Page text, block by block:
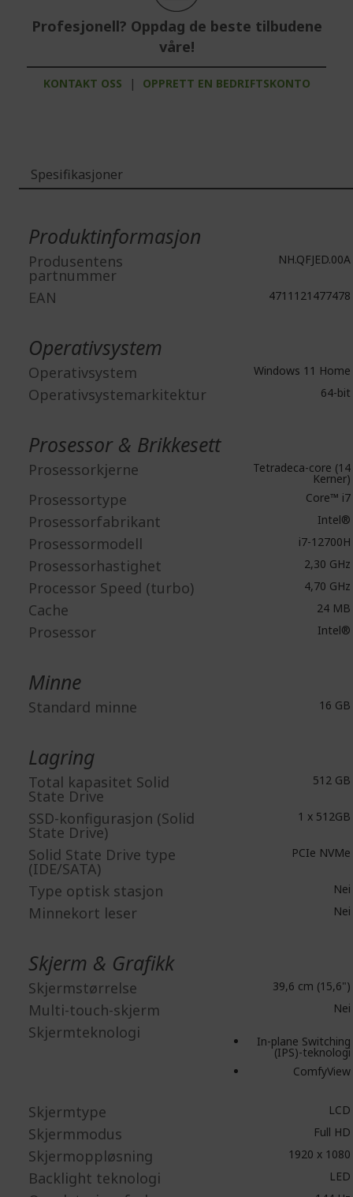
Profesjonell? Oppdag de beste tilbudene
våre!
KONTAKT OSS | OPPRETT EN BEDRIFTSKONTO
Spesifikasjoner
Produktinformasjon
Produsentens
partnummer
NH.QFJED.00A
EAN 4711121477478
Operativsystem
Operativsystem Windows 11 Home
Operativsystemarkitektur 64-bit
Prosessor & Brikkesett
Prosessorkjerne Tetradeca-core (14
Kerner)
Prosessortype Core™ i7
Prosessorfabrikant Intel®
Prosessormodell i7-12700H
Prosessorhastighet 2,30 GHz
Processor Speed (turbo) 4,70 GHz
Cache 24 MB
Prosessor Intel®
Minne
Standard minne 16 GB
Lagring
Total kapasitet Solid
State Drive
512 GB
SSD-konfigurasjon (Solid
State Drive)
1 x 512GB
Solid State Drive type
(IDE/SATA)
PCIe NVMe
Type optisk stasjon Nei
Minnekort leser Nei
Skjerm & Grafikk
Skjermstørrelse 39,6 cm (15,6")
Multi-touch-skjerm Nei
Skjermteknologi In-plane Switching
(IPS)-teknologi
ComfyView
Skjermtype LCD
Skjermmodus Full HD
Skjermoppløsning 1920 x 1080
Backlight teknologi LED